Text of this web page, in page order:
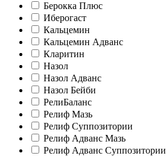
Берокка Плюс
Иберогаст
Кальцемин
Кальцемин Адванс
Кларитин
Назол
Назол Адванс
Назол Бейби
РелиБаланс
Релиф Мазь
Релиф Суппозитории
Релиф Адванс Мазь
Релиф Адванс Суппозитории